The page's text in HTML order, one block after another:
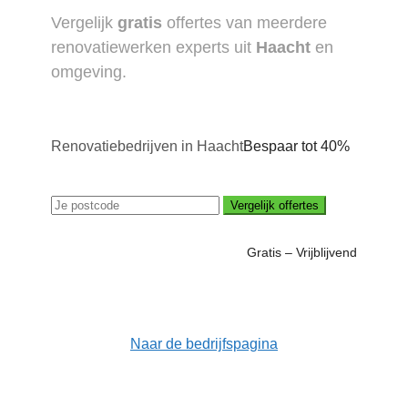
Vergelijk gratis offertes van meerdere
renovatiewerken experts uit Haacht en
omgeving.
Renovatiebedrijven in HaachtBespaar tot 40%
Vergelijk offertes
Gratis – Vrijblijvend
Naar de bedrijfspagina